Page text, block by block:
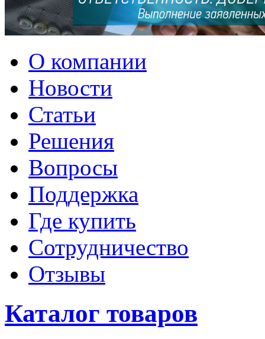
О компании
Новости
Статьи
Решения
Вопросы
Поддержка
Где купить
Сотрудничество
Отзывы
Каталог товаров